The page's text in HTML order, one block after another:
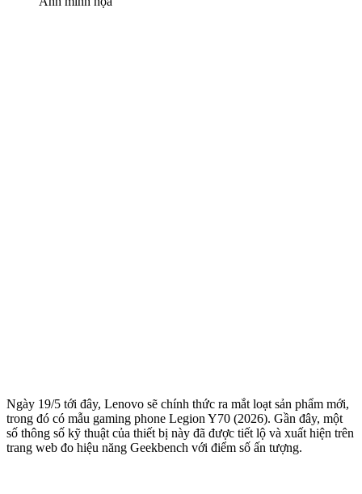
Ngày 19/5 tới đây, Lenovo sẽ chính thức ra mắt loạt sản phẩm mới,
trong đó có mẫu gaming phone Legion Y70 (2026). Gần đây, một
số thông số kỹ thuật của thiết bị này đã được tiết lộ và xuất hiện trên
trang web đo hiệu năng Geekbench với điểm số ấn tượng.